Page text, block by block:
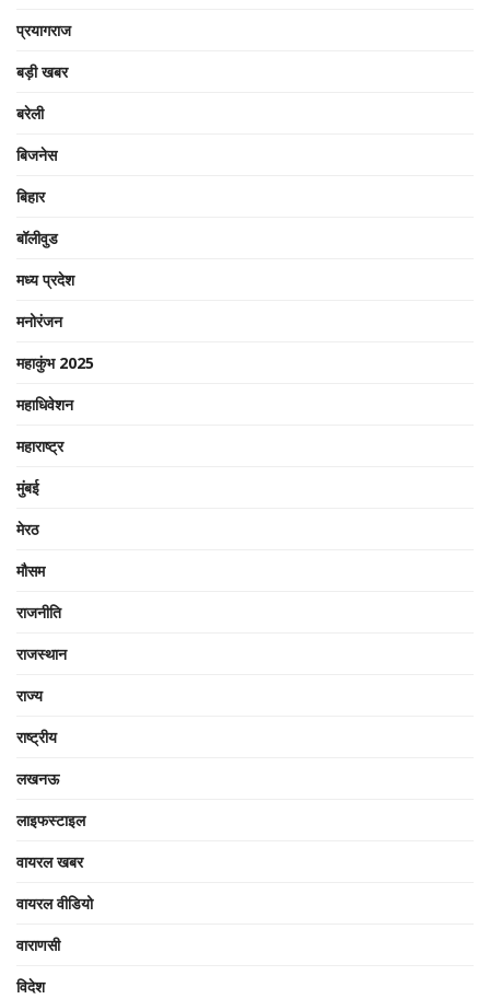
प्रयागराज
बड़ी खबर
बरेली
बिजनेस
बिहार
बॉलीवुड
मध्य प्रदेश
मनोरंजन
महाकुंभ 2025
महाधिवेशन
महाराष्ट्र
मुंबई
मेरठ
मौसम
राजनीति
राजस्थान
राज्य
राष्ट्रीय
लखनऊ
लाइफस्टाइल
वायरल खबर
वायरल वीडियो
वाराणसी
विदेश